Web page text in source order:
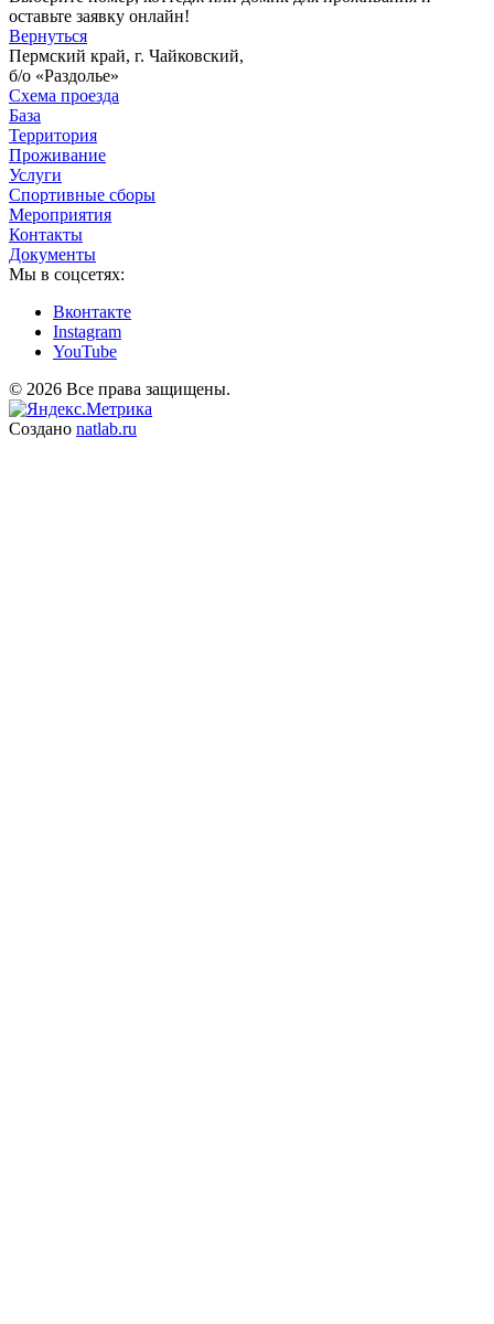
оставьте заявку онлайн!
Вернуться
Пермский край, г. Чайковский,
б/о «Раздолье»
Схема проезда
База
Территория
Проживание
Услуги
Спортивные сборы
Мероприятия
Контакты
Документы
Мы в соцсетях:
Вконтакте
Instagram
YouTube
© 2026 Все права защищены.
Создано natlab.ru